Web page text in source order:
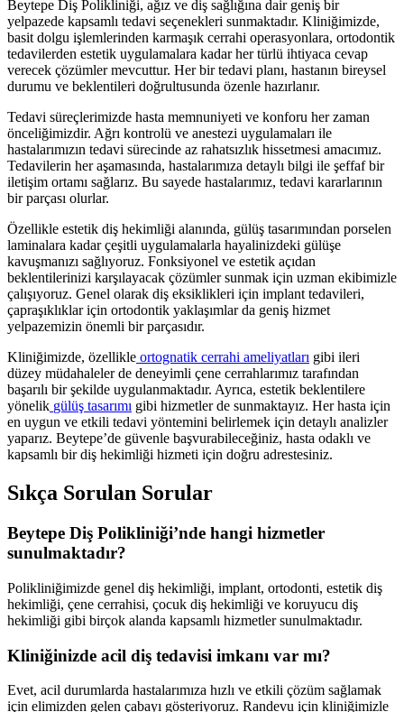
Beytepe Diş Polikliniği, ağız ve diş sağlığına dair geniş bir
yelpazede kapsamlı tedavi seçenekleri sunmaktadır. Kliniğimizde,
basit dolgu işlemlerinden karmaşık cerrahi operasyonlara, ortodontik
tedavilerden estetik uygulamalara kadar her türlü ihtiyaca cevap
verecek çözümler mevcuttur. Her bir tedavi planı, hastanın bireysel
durumu ve beklentileri doğrultusunda özenle hazırlanır.
Tedavi süreçlerimizde hasta memnuniyeti ve konforu her zaman
önceliğimizdir. Ağrı kontrolü ve anestezi uygulamaları ile
hastalarımızın tedavi sürecinde az rahatsızlık hissetmesi amacımız.
Tedavilerin her aşamasında, hastalarımıza detaylı bilgi ile şeffaf bir
iletişim ortamı sağlarız. Bu sayede hastalarımız, tedavi kararlarının
bir parçası olurlar.
Özellikle estetik diş hekimliği alanında, gülüş tasarımından porselen
laminalara kadar çeşitli uygulamalarla hayalinizdeki gülüşe
kavuşmanızı sağlıyoruz. Fonksiyonel ve estetik açıdan
beklentilerinizi karşılayacak çözümler sunmak için uzman ekibimizle
çalışıyoruz. Genel olarak diş eksiklikleri için implant tedavileri,
çapraşıklıklar için ortodontik yaklaşımlar da geniş hizmet
yelpazemizin önemli bir parçasıdır.
Kliniğimizde, özellikle ortognatik cerrahi ameliyatları gibi ileri
düzey müdahaleler de deneyimli çene cerrahlarımız tarafından
başarılı bir şekilde uygulanmaktadır. Ayrıca, estetik beklentilere
yönelik gülüş tasarımı gibi hizmetler de sunmaktayız. Her hasta için
en uygun ve etkili tedavi yöntemini belirlemek için detaylı analizler
yaparız. Beytepe’de güvenle başvurabileceğiniz, hasta odaklı ve
kapsamlı bir diş hekimliği hizmeti için doğru adrestesiniz.
Sıkça Sorulan Sorular
Beytepe Diş Polikliniği’nde hangi hizmetler
sunulmaktadır?
Polikliniğimizde genel diş hekimliği, implant, ortodonti, estetik diş
hekimliği, çene cerrahisi, çocuk diş hekimliği ve koruyucu diş
hekimliği gibi birçok alanda kapsamlı hizmetler sunulmaktadır.
Kliniğinizde acil diş tedavisi imkanı var mı?
Evet, acil durumlarda hastalarımıza hızlı ve etkili çözüm sağlamak
için elimizden gelen çabayı gösteriyoruz. Randevu için kliniğimizle